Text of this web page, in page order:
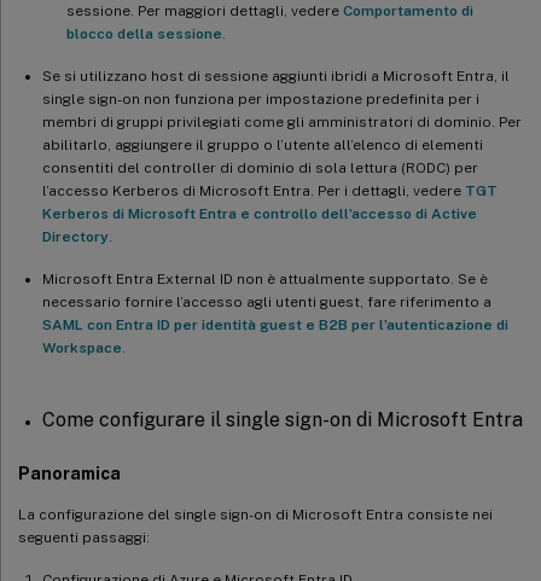
sessione. Per maggiori dettagli, vedere Comportamento di
blocco della sessione
Se si utilizzano host di sessione aggiunti ibridi a Microsoft Entra, il
single sign-on non funziona per impostazione predefinita per i
membri di gruppi privilegiati come gli amministratori di dominio. Per
abilitarlo, aggiungere il gruppo o l’utente all’elenco di elementi
consentiti del controller di dominio di sola lettura (RODC) per
l’accesso Kerberos di Microsoft Entra. Per i dettagli, vedere TGT
Kerberos di Microsoft Entra e controllo dell’accesso di Active
Directory
Microsoft Entra External ID non è attualmente supportato. Se è
necessario fornire l’accesso agli utenti guest, fare riferimento a
SAML con Entra ID per identità guest e B2B per l’autenticazione di
Workspace
Come configurare il single sign-on di Microsoft Entra
Panoramica
La configurazione del single sign-on di Microsoft Entra consiste nei
seguenti passaggi: